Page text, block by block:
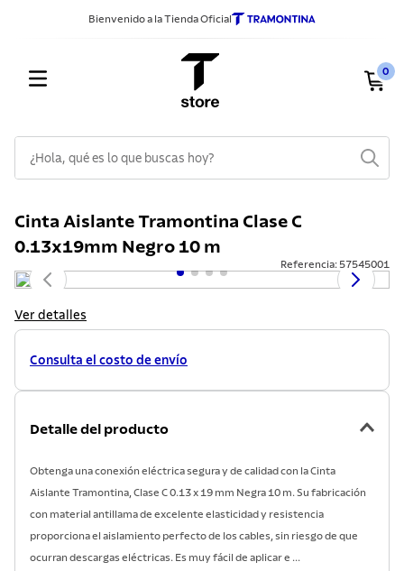
Bienvenido a la Tienda Oficial
0
Cinta Aislante Tramontina Clase C
0.13x19mm Negro 10 m
Referencia: 57545001
Ver detalles
Consulta el costo de envío
Detalle del producto
Obtenga una conexión eléctrica segura y de calidad con la Cinta
Aislante Tramontina, Clase C 0.13 x 19 mm Negra 10 m. Su fabricación
con material antillama de excelente elasticidad y resistencia
proporciona el aislamiento perfecto de los cables, sin riesgo de que
ocurran descargas eléctricas. Es muy fácil de aplicar e ...
1.
sarten
2.
ollas
cuchillos
4.
cubiertos
5
juego ollas
9.
grano
10. cuchillo